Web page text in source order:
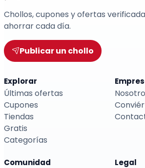
Chollos, cupones y ofertas
ahorrar cada día.
Publicar un chollo
Explorar
Últimas ofertas
Cupones
Tiendas
Gratis
Categorías
Comunidad Legal